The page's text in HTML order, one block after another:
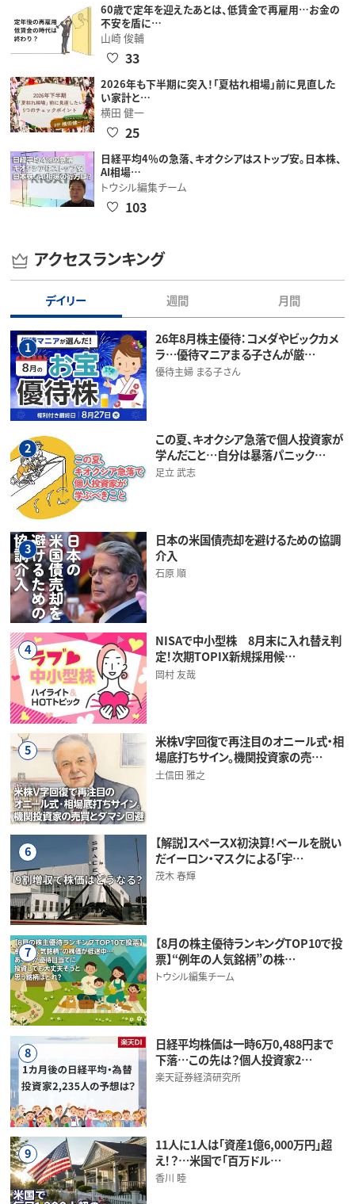
60歳で定年を迎えたあとは、低賃金で再雇用…お金の
不安を盾に…
山崎 俊輔
33
2026年も下半期に突入！「夏枯れ相場」前に見直した
い家計と…
横田 健一
25
日経平均4％の急落、キオクシアはストップ安。日本株、
AI相場…
トウシル編集チーム
103
アクセスランキング
デイリー 週間 月間
1
26年8月株主優待：コメダやビックカメ
ラ…優待マニアまる子さんが厳…
優待主婦 まる子さん
2
この夏、キオクシア急落で個人投資家が
学んだこと…自分は暴落パニック…
足立 武志
3
日本の米国債売却を避けるための協調
介入
石原 順
4
NISAで中小型株 8月末に入れ替え判
定！次期TOPIX新規採用候…
岡村 友哉
5
米株V字回復で再注目のオニール式・相
場底打ちサイン。機関投資家の売…
土信田 雅之
6
【解説】スペースX初決算！ベールを脱い
だイーロン・マスクによる「宇…
茂木 春輝
7
【8月の株主優待ランキングTOP10で投
票】“例年の人気銘柄”の株…
トウシル編集チーム
8
日経平均株価は一時6万0,488円まで
下落…この先は？個人投資家2…
楽天証券経済研究所
9
11人に1人は「資産1億6,000万円」超
え！？…米国で「百万ドル…
香川 睦